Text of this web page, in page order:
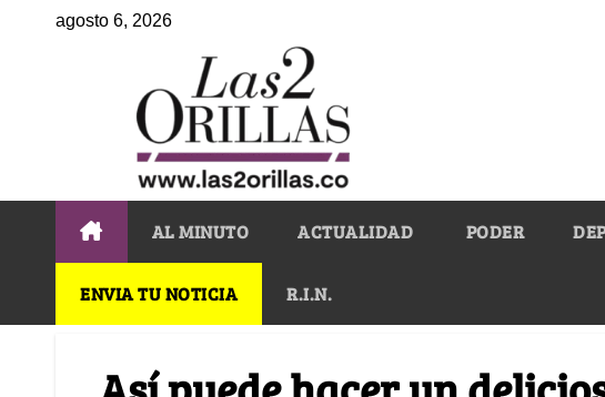
agosto 6, 2026
AL MINUTO ACTUALIDAD PODER
ENVIA TU NOTICIA R.I.N.